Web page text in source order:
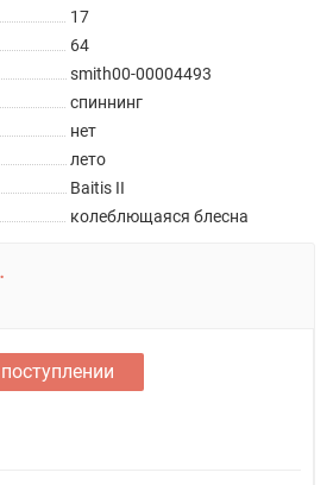
17
64
smith00-00004493
спиннинг
нет
лето
Baitis II
колеблющаяся блесна